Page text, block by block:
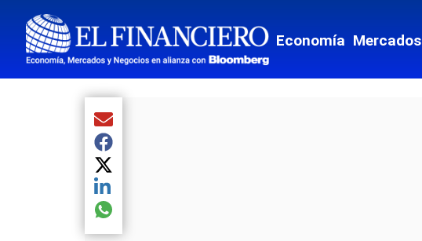
Economía Mercados
Compartir el artículo actual mediante Email
Compartir el artículo actual mediante Facebook
Compartir el artículo actual mediante Twitter
Compartir el artículo actual mediante LinkedIn
Compartir el artículo actual mediante global.social-whatsapp